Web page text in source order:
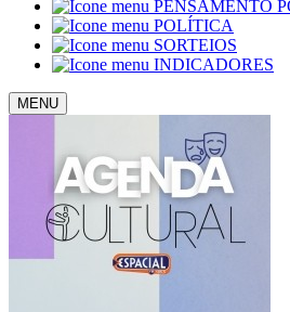
PENSAMENTO
POLÍTICA
SORTEIOS
INDICADORES
MENU